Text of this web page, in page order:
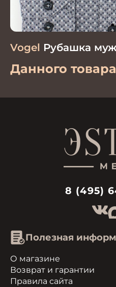
Vogel Рубашка
Данного
8 (495)
Полезная
О магазине
Возврат и гарантии
Правила сайта